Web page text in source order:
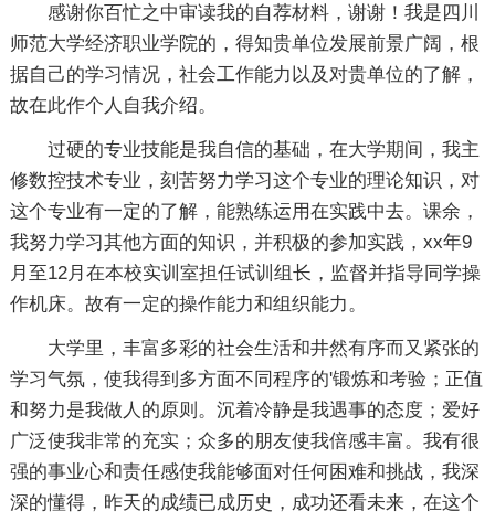
感谢你百忙之中审读我的自荐材料，谢谢！我是四川
师范大学经济职业学院的，得知贵单位发展前景广阔，根
据自己的学习情况，社会工作能力以及对贵单位的了解，
故在此作个人自我介绍。
过硬的专业技能是我自信的基础，在大学期间，我主
修数控技术专业，刻苦努力学习这个专业的理论知识，对
这个专业有一定的了解，能熟练运用在实践中去。课余，
我努力学习其他方面的知识，并积极的参加实践，xx年9
月至12月在本校实训室担任试训组长，监督并指导同学操
作机床。故有一定的操作能力和组织能力。
大学里，丰富多彩的社会生活和井然有序而又紧张的
学习气氛，使我得到多方面不同程序的'锻炼和考验；正值
和努力是我做人的原则。沉着冷静是我遇事的态度；爱好
广泛使我非常的充实；众多的朋友使我倍感丰富。我有很
强的事业心和责任感使我能够面对任何困难和挑战，我深
深的懂得，昨天的成绩已成历史，成功还看未来，在这个